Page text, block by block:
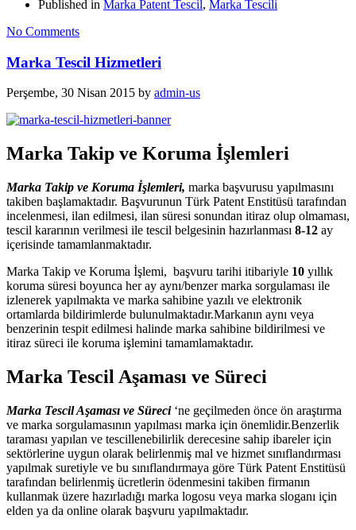
Published in Marka Patent Tescil, Marka Tescili
No Comments
Marka Tescil Hizmetleri
Perşembe, 30 Nisan 2015 by admin-us
Marka Takip ve Koruma İşlemleri
Marka Takip ve Koruma İşlemleri, marka başvurusu yapılmasını
takiben başlamaktadır. Başvurunun Türk Patent Enstitüsü tarafından
incelenmesi, ilan edilmesi, ilan süresi sonundan itiraz olup olmaması,
tescil kararının verilmesi ile tescil belgesinin hazırlanması 8-12 ay
içerisinde tamamlanmaktadır.
Marka Takip ve Koruma İşlemi, başvuru tarihi itibariyle 10 yıllık
koruma süresi boyunca her ay aynı/benzer marka sorgulaması ile
izlenerek yapılmakta ve marka sahibine yazılı ve elektronik
ortamlarda bildirimlerde bulunulmaktadır.Markanın aynı veya
benzerinin tespit edilmesi halinde marka sahibine bildirilmesi ve
itiraz süreci ile koruma işlemini tamamlamaktadır.
Marka Tescil Aşaması ve Süreci
Marka Tescil Aşaması ve Süreci ‘ne geçilmeden önce ön araştırma
ve marka sorgulamasının yapılması marka için önemlidir.Benzerlik
taraması yapılan ve tescillenebilirlik derecesine sahip ibareler için
sektörlerine uygun olarak belirlenmiş mal ve hizmet sınıflandırması
yapılmak suretiyle ve bu sınıflandırmaya göre Türk Patent Enstitüsü
tarafından belirlenmiş ücretlerin ödenmesini takiben firmanın
kullanmak üzere hazırladığı marka logosu veya marka sloganı için
elden ya da online olarak başvuru yapılmaktadır.